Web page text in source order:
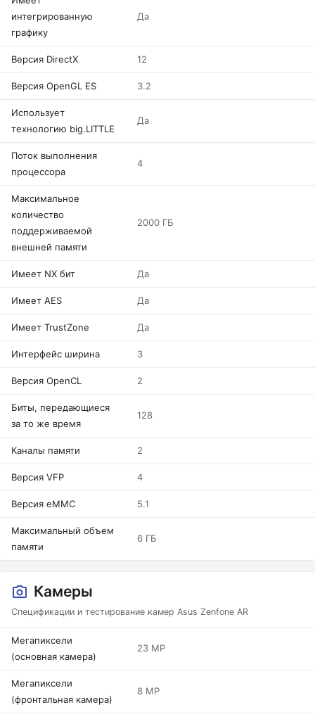
интегрированную
графику
Да
Версия DirectX 12
Версия OpenGL ES 3.2
Использует
технологию big.LITTLE
Да
Поток выполнения
процессора
4
Максимальное
количество
поддерживаемой
внешней памяти
2000 ГБ
Имеет NX бит Да
Имеет AES Да
Имеет TrustZone Да
Интерфейс ширина 3
Версия OpenCL 2
Биты, передающиеся
за то же время
128
Каналы памяти 2
Версия VFP 4
Версия eMMC 5.1
Максимальный объем
памяти
6 ГБ
Камеры
Спецификации и тестирование камер Asus Zenfone AR
Мегапиксели
(основная камера)
23 MP
Мегапиксели
(фронтальная камера)
8 MP